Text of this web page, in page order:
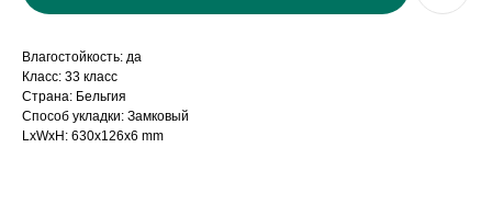
Влагостойкость: да
Класс: 33 класс
Страна: Бельгия
Способ укладки: Замковый
LxWxH: 630x126x6 mm